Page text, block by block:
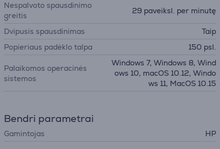
Nespalvoto spausdinimo
greitis
29 paveiksl. per minutę
Dvipusis spausdinimas
Taip
Popieriaus padėklo talpa
150 psl.
Palaikomos operacinės
sistemos
Windows 7, Windows 8, Wind
ows 10, macOS 10.12, Windo
ws 11, MacOS 10.15
Bendri parametrai
Gamintojas HP